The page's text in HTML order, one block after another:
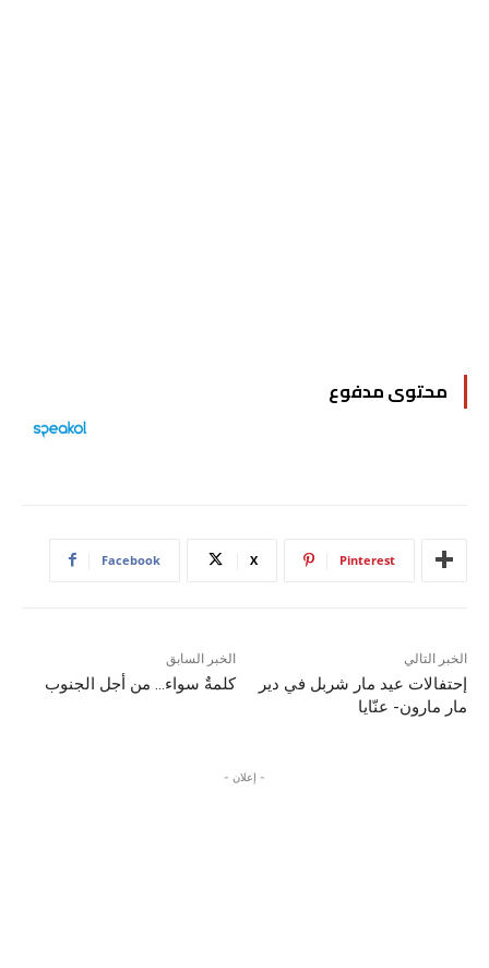
محتوى مدفوع
Facebook X Pinterest
الخبر السابق
كلمةٌ سواء… من أجل الجنوب
الخبر التالي
إحتفالات عيد مار شربل في دير
مار مارون- عنّايا
- إعلان -